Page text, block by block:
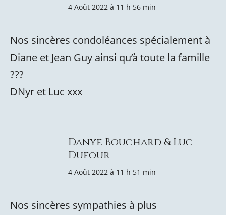
4 Août 2022 à 11 h 56 min
Nos sincères condoléances spécialement à
Diane et Jean Guy ainsi qu’à toute la famille
???
DNyr et Luc xxx
Danye Bouchard & Luc
Dufour
4 Août 2022 à 11 h 51 min
Nos sincères sympathies à plus